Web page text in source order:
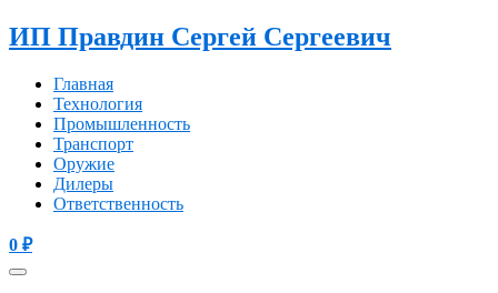
ИП Правдин Сергей Сергеевич
Главная
Технология
Промышленность
Транспорт
Оружие
Дилеры
Ответственность
0 ₽